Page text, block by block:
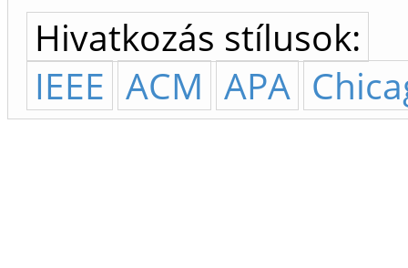
Hivatkozás stílusok:
IEEE ACM APA